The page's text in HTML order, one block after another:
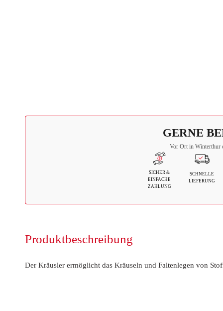
GERNE
Vor Ort in Winterthur
SICHER &
EINFACHE
ZAHLUNG
SCHNELLE
LIEFERUNG
Produktbeschreibung
Der Kräusler ermöglicht das Kräuseln und Faltenlegen von